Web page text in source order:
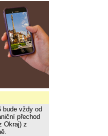
bude vždy od
přechod
Okraj) z